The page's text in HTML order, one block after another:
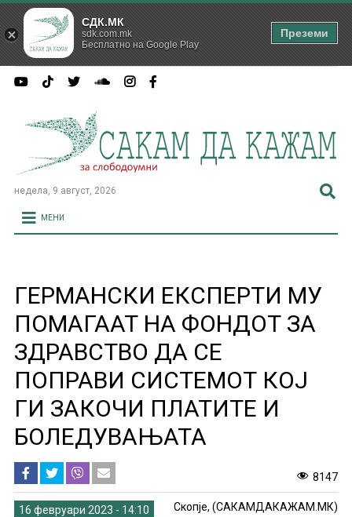
недела, 9 август, 2026
МЕНИ
ГЕРМАНСКИ ЕКСПЕРТИ МУ
ПОМАГААТ НА ФОНДОТ ЗА
ЗДРАВСТВО ДА СЕ
ПОПРАВИ СИСТЕМОТ КОЈ
ГИ ЗАКОЧИ ПЛАТИТЕ И
БОЛЕДУВАЊАТА
8147
16 февруари 2023 - 14:10 Скопје, (САКАМДАКАЖАМ.МК)
СДК.МК
sdk.com.mk
Бесплатно на Google Play
Преземи